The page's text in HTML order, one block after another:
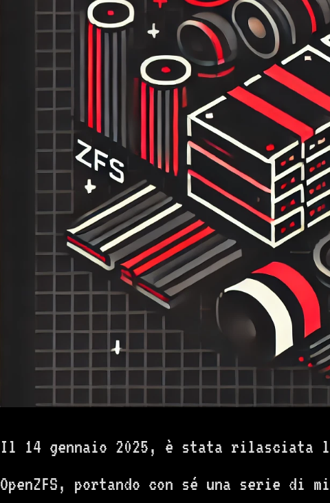
Il 14 gennaio 2025, è stata rilasciata
OpenZFS, portando con sé una serie di